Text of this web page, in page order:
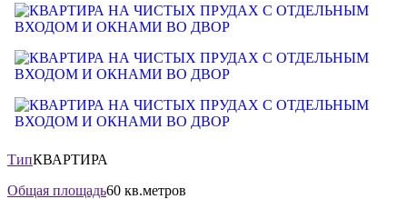
ТипКВАРТИРА
Общая площадь60 кв.метров